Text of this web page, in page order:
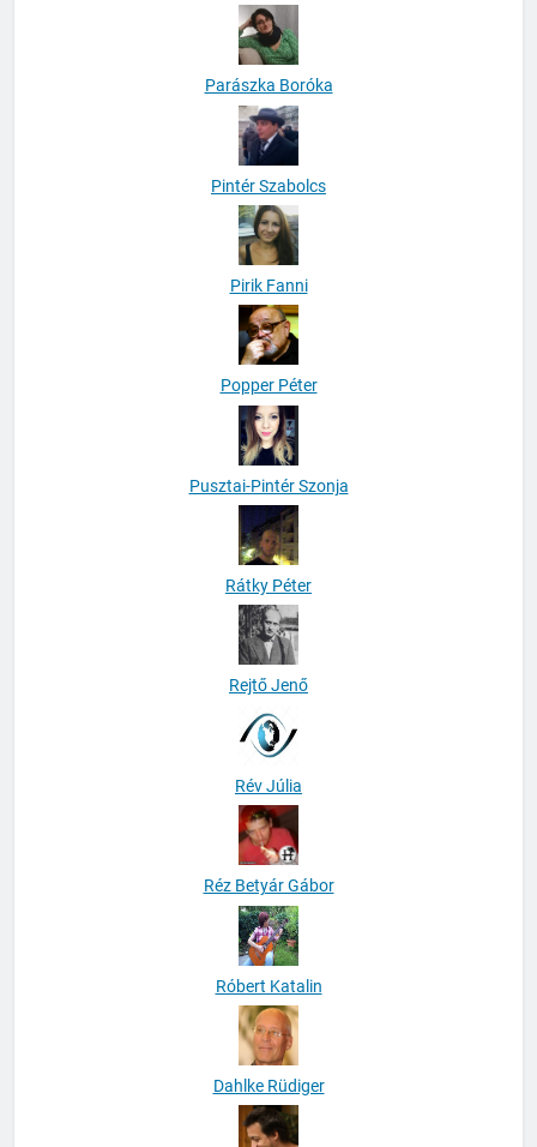
Parászka Boróka
Pintér Szabolcs
Pirik Fanni
Popper Péter
Pusztai-Pintér Szonja
Rátky Péter
Rejtő Jenő
Rév Júlia
Réz Betyár Gábor
Róbert Katalin
Dahlke Rüdiger